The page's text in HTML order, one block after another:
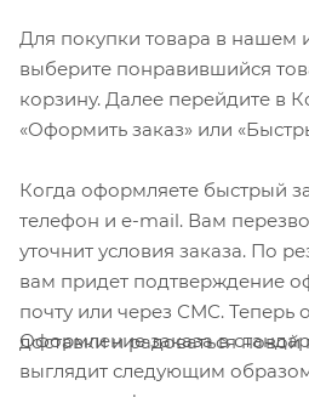
Для покупки товара в нашем
выберите понравившийся
корзину. Далее перейдите в
«Оформить заказ» или
Когда оформляете быстрый
телефон и e-mail. Вам
уточнит условия заказа. По
вам придет подтверждение
почту или через СМС. Теперь
доставки и радоваться новой
Оформление заказа в
выглядит следующим